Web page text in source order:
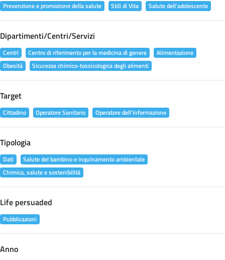
Prevenzione e promozione della salute
Stili di Vita Salute dell'adolescente
Dipartimenti/Centri/Servizi
Centri Centro di riferimento per la medicina di genere
Alimentazione
Obesità
Sicurezza chimico-tossicologica degli alimenti
Target
Cittadino Operatore Sanitario Operatore dell'informazione
Tipologia
Dati
Salute del bambino e inquinamento ambientale
Chimica, salute e sostenibilità
Life persuaded
Pubblicazioni
Anno